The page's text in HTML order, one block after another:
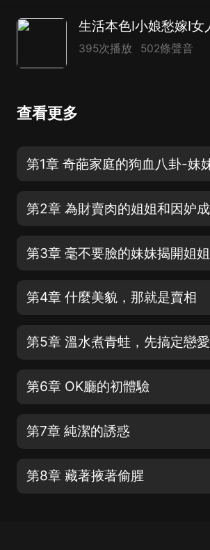
395次播放 502條聲音
查看更多
第4章 什麼美貌，那就是賣相
第5章 溫水煮青蛙，先搞定戀愛
第6章 OK廳的初體驗
第7章 純潔的誘惑
第8章 藏著掖著偷腥